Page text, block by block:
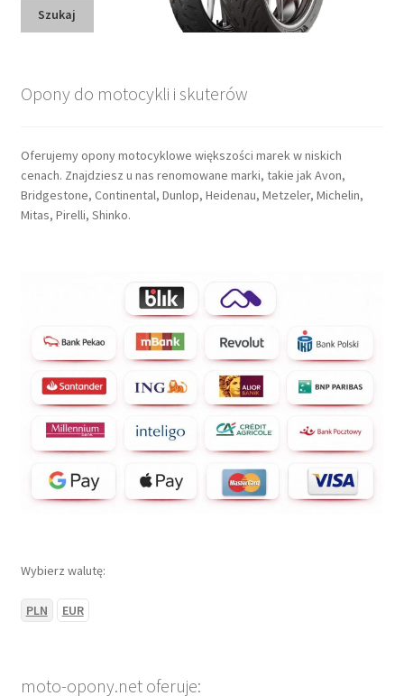
Szukaj
Opony do motocykli i skuterów
Oferujemy opony motocyklowe większości marek w niskich
cenach. Znajdziesz u nas renomowane marki, takie jak Avon,
Bridgestone, Continental, Dunlop, Heidenau, Metzeler, Michelin,
Mitas, Pirelli, Shinko.
Wybierz walutę:
PLN EUR
moto-opony.net oferuje: